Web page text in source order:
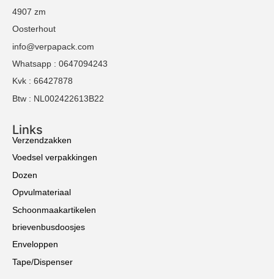
4907 zm
Oosterhout
info@verpapack.com
Whatsapp : 0647094243
Kvk : 66427878
Btw : NL002422613B22
Links
Verzendzakken
Voedsel verpakkingen
Dozen
Opvulmateriaal
Schoonmaakartikelen
brievenbusdoosjes
Enveloppen
Tape/Dispenser